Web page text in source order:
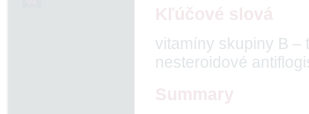
vitamíny skupiny B –
nesteroidové